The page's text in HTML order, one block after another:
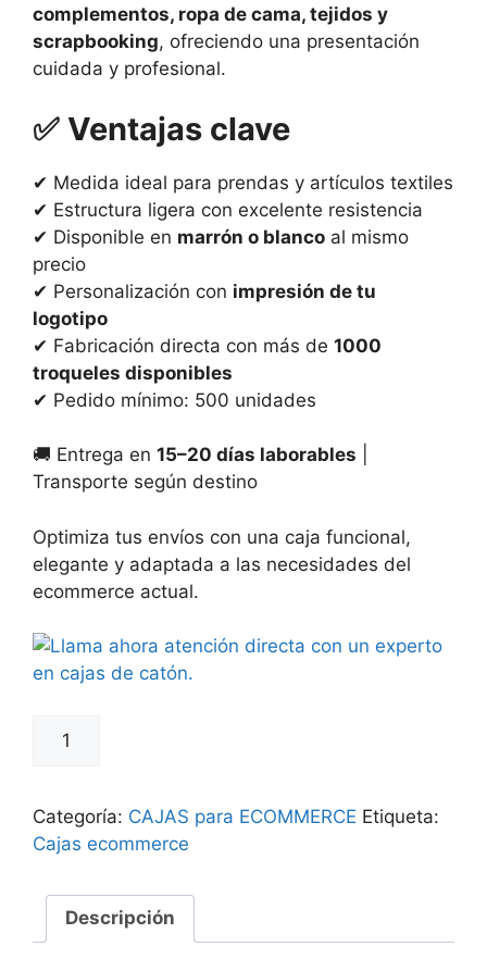
complementos, ropa de cama, tejidos y
scrapbooking, ofreciendo una presentación
cuidada y profesional.
✅ Ventajas clave
✔ Medida ideal para prendas y artículos textiles
✔ Estructura ligera con excelente resistencia
✔ Disponible en marrón o blanco al mismo
precio
✔ Personalización con impresión de tu
logotipo
✔ Fabricación directa con más de 1000
troqueles disponibles
✔ Pedido mínimo: 500 unidades
🚚 Entrega en 15–20 días laborables
Transporte según destino
Optimiza tus envíos con una caja funcional,
elegante y adaptada a las necesidades del
ecommerce actual.
para
40x30x7【DIRECTO
FABRICA】
Categoría: CAJAS para ECOMMERCE Etiqueta:
Cajas ecommerce
Descripción